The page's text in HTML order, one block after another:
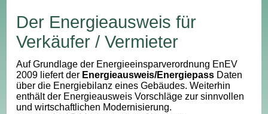
Der Energieausweis für
Verkäufer / Vermieter
Auf Grundlage der Energieeinsparverordnung EnEV
2009 liefert der Energieausweis/Energiepass Daten
über die Energiebilanz eines Gebäudes. Weiterhin
enthält der Energieausweis Vorschläge zur sinnvollen
und wirtschaftlichen Modernisierung.